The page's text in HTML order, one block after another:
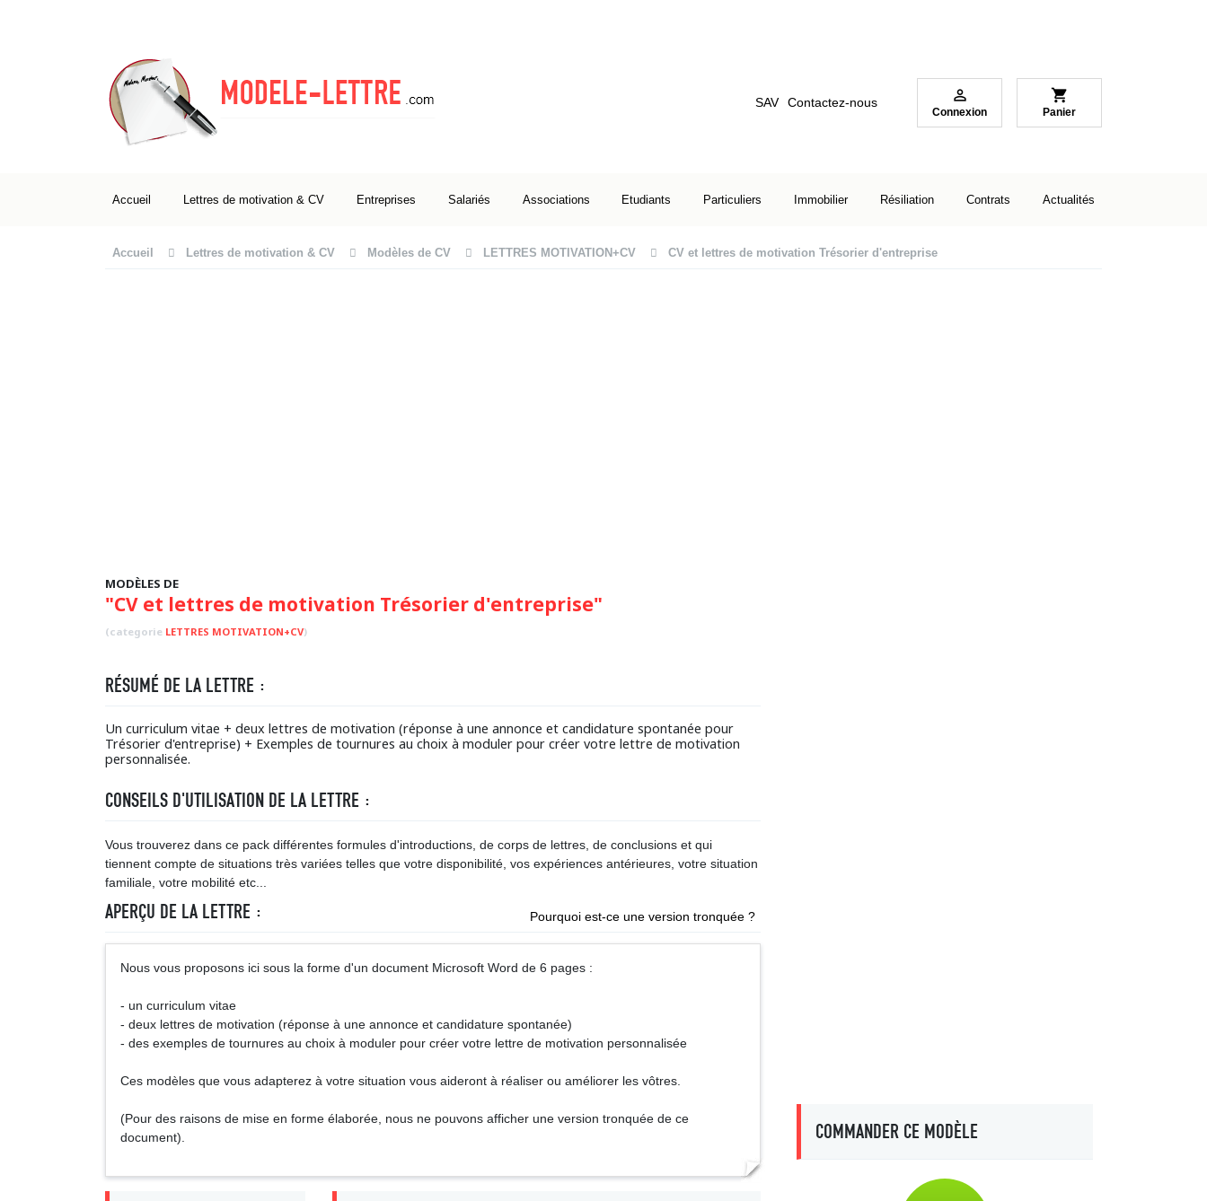
SAV Contactez-nous 
Connexion
shopping_cart
Panier
Accueil Lettres de motivation & CV Entreprises Salariés Associations Etudiants Particuliers Immobilier Résiliation Contrats Actualités
Accueil Lettres de motivation & CV Modèles de CV LETTRES MOTIVATION+CV CV et lettres de motivation Trésorier d'entreprise
MODÈLES DE
"CV et lettres de motivation Trésorier d'entreprise"
(categorie LETTRES MOTIVATION+CV)
RÉSUMÉ DE LA LETTRE :
Un curriculum vitae + deux lettres de motivation (réponse à une annonce et candidature spontanée pour
Trésorier d'entreprise) + Exemples de tournures au choix à moduler pour créer votre lettre de motivation
personnalisée.
CONSEILS D'UTILISATION DE LA LETTRE :
Vous trouverez dans ce pack différentes formules d'introductions, de corps de lettres, de conclusions et qui
tiennent compte de situations très variées telles que votre disponibilité, vos expériences antérieures, votre situation
familiale, votre mobilité etc...
APERÇU DE LA LETTRE : Pourquoi est-ce une version tronquée ?
Nous vous proposons ici sous la forme d'un document Microsoft Word de 6 pages :
- un curriculum vitae
- deux lettres de motivation (réponse à une annonce et candidature spontanée)
- des exemples de tournures au choix à moduler pour créer votre lettre de motivation personnalisée
Ces modèles que vous adapterez à votre situation vous aideront à réaliser ou améliorer les vôtres.
(Pour des raisons de mise en forme élaborée, nous ne pouvons afficher une version tronquée de ce
document).
COMMANDER CE MODÈLE